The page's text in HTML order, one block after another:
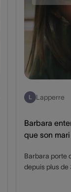
L Lapperre
Barbara
que son
Barbara porte
depuis plus de